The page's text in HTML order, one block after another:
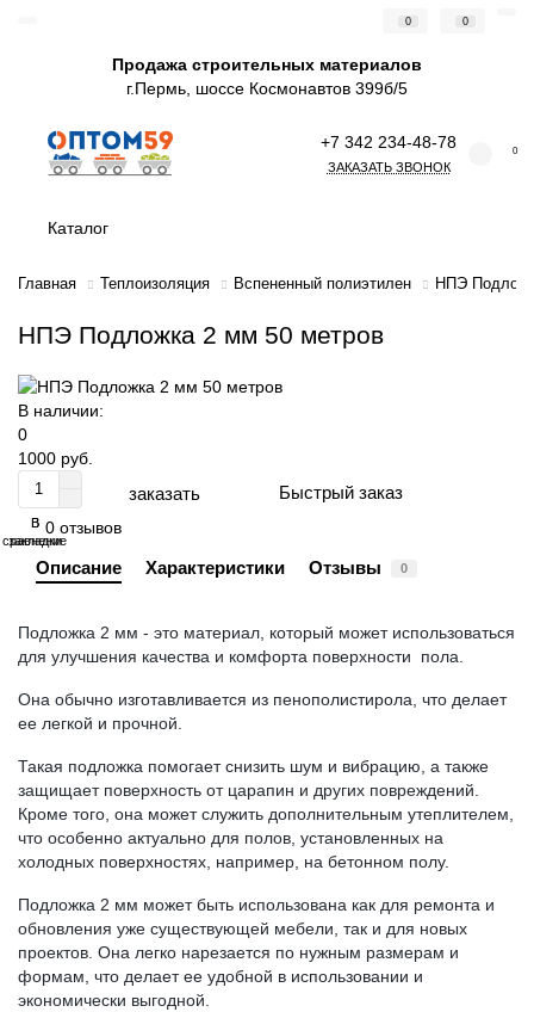
0 0
Продажа строительных материалов
г.Пермь, шоссе Космонавтов 399б/5
+7 342 234-48-78
ЗАКАЗАТЬ ЗВОНОК
0
Каталог
Главная Теплоизоляция Вспененный полиэтилен НПЭ
НПЭ Подложка 2 мм 50 метров
В наличии:
0
1000 руб.
заказать
В
закладки
В
сравнение
0 отзывов
Описание Характеристики Отзывы 0
Подложка 2 мм - это материал, который может использоваться
для улучшения качества и комфорта поверхности  пола.
Она обычно изготавливается из пенополистирола, что делает
ее легкой и прочной.
Такая подложка помогает снизить шум и вибрацию, а также
защищает поверхность от царапин и других повреждений.
Кроме того, она может служить дополнительным утеплителем,
что особенно актуально для полов, установленных на
холодных поверхностях, например, на бетонном полу.
Подложка 2 мм может быть использована как для ремонта и
обновления уже существующей мебели, так и для новых
проектов. Она легко нарезается по нужным размерам и
формам, что делает ее удобной в использовании и
экономически выгодной.